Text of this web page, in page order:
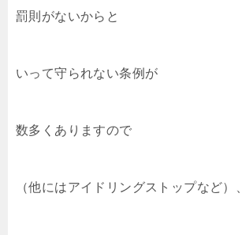
罰則がないからと
いって守られない条例が
数多くありますので
（他にはアイドリングストップなど）、